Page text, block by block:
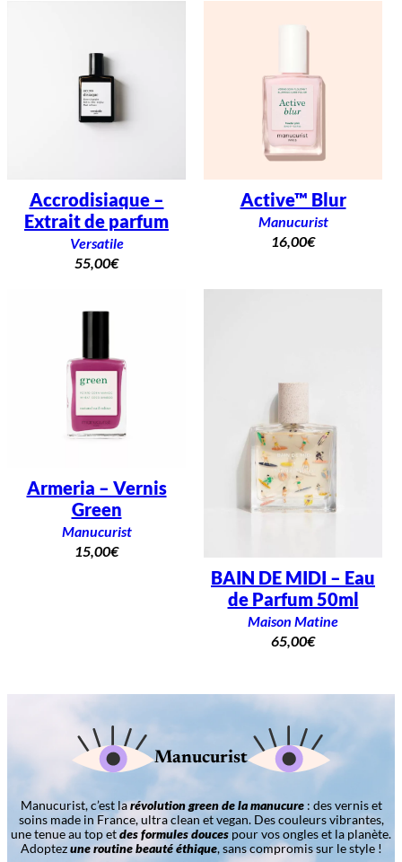
Accrodisiaque –
Extrait de parfum
Versatile
55,00€
Active™ Blur
Manucurist
16,00€
Armeria – Vernis
Green
Manucurist
15,00€
BAIN DE MIDI – Eau
de Parfum 50ml
Maison Matine
65,00€
Manucurist
Manucurist, c’est larévolution green de la manucure: des vernis et
soins made in France, ultra clean et vegan. Des couleurs vibrantes,
une tenue au top etdes formules douces pour vos ongles et la planète.
Adoptezune routine beauté éthique, sans compromis sur le style !